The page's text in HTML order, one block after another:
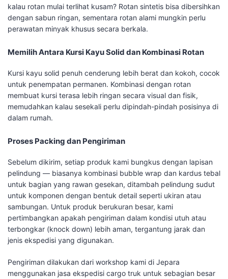
kalau rotan mulai terlihat kusam? Rotan sintetis bisa dibersihkan
dengan sabun ringan, sementara rotan alami mungkin perlu
perawatan minyak khusus secara berkala.
Memilih Antara Kursi Kayu Solid dan Kombinasi Rotan
Kursi kayu solid penuh cenderung lebih berat dan kokoh, cocok
untuk penempatan permanen. Kombinasi dengan rotan
membuat kursi terasa lebih ringan secara visual dan fisik,
memudahkan kalau sesekali perlu dipindah-pindah posisinya di
dalam rumah.
Proses Packing dan Pengiriman
Sebelum dikirim, setiap produk kami bungkus dengan lapisan
pelindung — biasanya kombinasi bubble wrap dan kardus tebal
untuk bagian yang rawan gesekan, ditambah pelindung sudut
untuk komponen dengan bentuk detail seperti ukiran atau
sambungan. Untuk produk berukuran besar, kami
pertimbangkan apakah pengiriman dalam kondisi utuh atau
terbongkar (knock down) lebih aman, tergantung jarak dan
jenis ekspedisi yang digunakan.
Pengiriman dilakukan dari workshop kami di Jepara
menggunakan jasa ekspedisi cargo truk untuk sebagian besar